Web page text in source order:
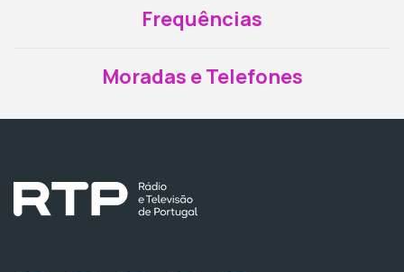
Frequências
Moradas e Telefones